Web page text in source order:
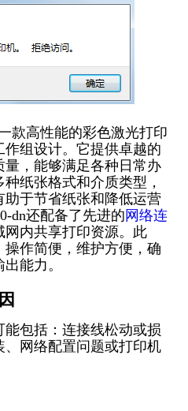
款高性能的彩色激光打印
组设计。它提供卓越的
，能够满足各种日常办
纸张格式和介质类型，
于节省纸张和降低运营
dn还配备了先进的 网络连
内共享打印资源。此
作简便，维护方便，确
能力。
包括：连接线松动或损
网络配置问题或打印机